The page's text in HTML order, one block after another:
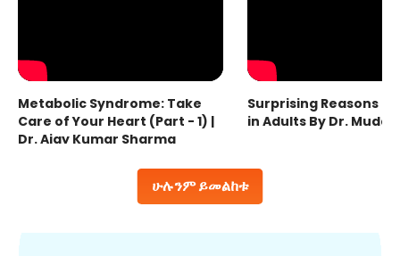
ሁሉንም ይመልከቱ
Metabolic Syndrome: Take
Care of Your Heart (Part - 1) |
Dr. Ajay Kumar Sharma
Surprising Reasons
in Adults By Dr.